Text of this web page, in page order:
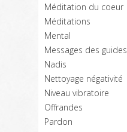
Méditation du coeur
Méditations
Mental
Messages des guides
Nadis
Nettoyage négativité
Niveau vibratoire
Offrandes
Pardon